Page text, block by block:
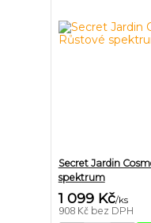
Secret Jardin
spektrum
1 099 Kč/ks
908 Kč bez DPH